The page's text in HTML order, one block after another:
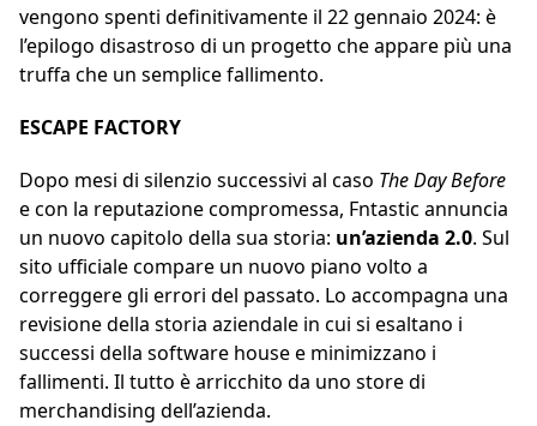
vengono spenti definitivamente il 22 gennaio 2024: è
l’epilogo disastroso di un progetto che appare più una
truffa che un semplice fallimento.
ESCAPE FACTORY
Dopo mesi di silenzio successivi al caso The Day Before
e con la reputazione compromessa, Fntastic annuncia
un nuovo capitolo della sua storia: un’azienda 2.0. Sul
sito ufficiale compare un nuovo piano volto a
correggere gli errori del passato. Lo accompagna una
revisione della storia aziendale in cui si esaltano i
successi della software house e minimizzano i
fallimenti. Il tutto è arricchito da uno store di
merchandising dell’azienda.